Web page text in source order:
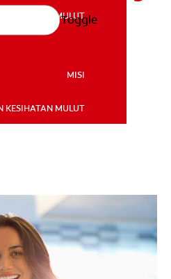
MY (MS)
KESIHATAN MULUT
MISI
KESIHATAN MULUT
Toggle